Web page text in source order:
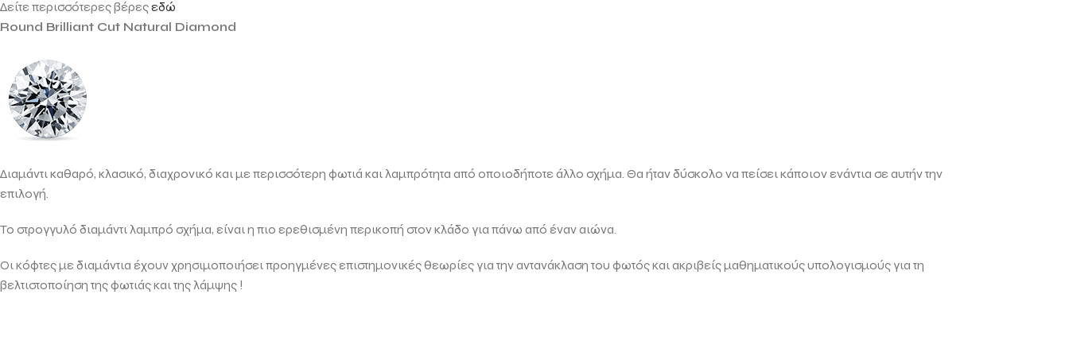
Δείτε περισσότερες βέρεςεδώ
Round Brilliant Cut Natural Diamond
Διαμάντι καθαρό, κλασικό, διαχρονικό και με περισσότερη φωτιά και λαμπρότητα από οποιοδήποτε άλλο σχήμα. Θα ήταν δύσκολο να πείσει κάποιον ενάντια σε αυτήν την
επιλογή.
Το στρογγυλό διαμάντι λαμπρό σχήμα, είναι η πιο ερεθισμένη περικοπή στον κλάδο για πάνω από έναν αιώνα.
Οι κόφτες με διαμάντια έχουν χρησιμοποιήσει προηγμένες επιστημονικές θεωρίες για την αντανάκλαση του φωτός και ακριβείς μαθηματικούς υπολογισμούς για τη
βελτιστοποίηση της φωτιάς και της λάμψης !